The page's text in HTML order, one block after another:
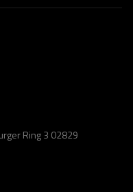
Ring 3 02829